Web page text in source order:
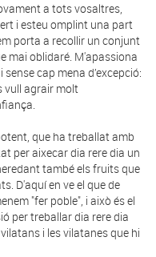
a tots vosaltres,
i esteu omplint una part
porta a recollir un conjunt
mai oblidaré. M'apassiona
cap mena d’excepció:
vull agrair molt
que ha treballat amb
per aixecar dia rere dia un
també els fruits que
D'aquí en ve el que de
"fer poble", i això és el
per treballar dia rere dia
i les vilatanes que hi